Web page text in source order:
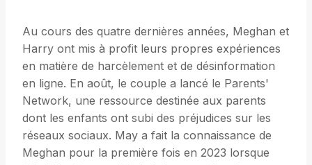
Au cours des quatre dernières années, Meghan et
Harry ont mis à profit leurs propres expériences
en matière de harcèlement et de désinformation
en ligne. En août, le couple a lancé le Parents'
Network, une ressource destinée aux parents
dont les enfants ont subi des préjudices sur les
réseaux sociaux. May a fait la connaissance de
Meghan pour la première fois en 2023 lorsque